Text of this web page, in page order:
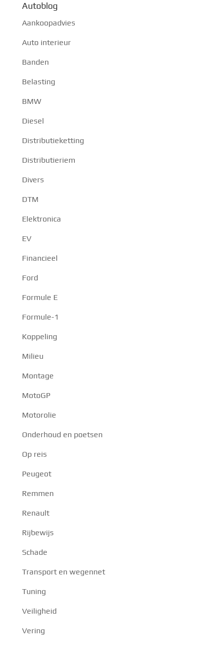
Autoblog
Aankoopadvies
Auto interieur
Banden
Belasting
BMW
Diesel
Distributieketting
Distributieriem
Divers
DTM
Elektronica
EV
Financieel
Ford
Formule E
Formule-1
Koppeling
Milieu
Montage
MotoGP
Motorolie
Onderhoud en poetsen
Op reis
Peugeot
Remmen
Renault
Rijbewijs
Schade
Transport en wegennet
Tuning
Veiligheid
Vering